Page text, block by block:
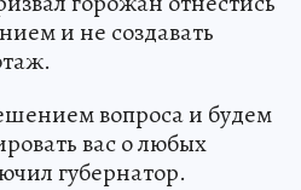
и не создавать
вопроса и будем
вас о любых
губернатор.